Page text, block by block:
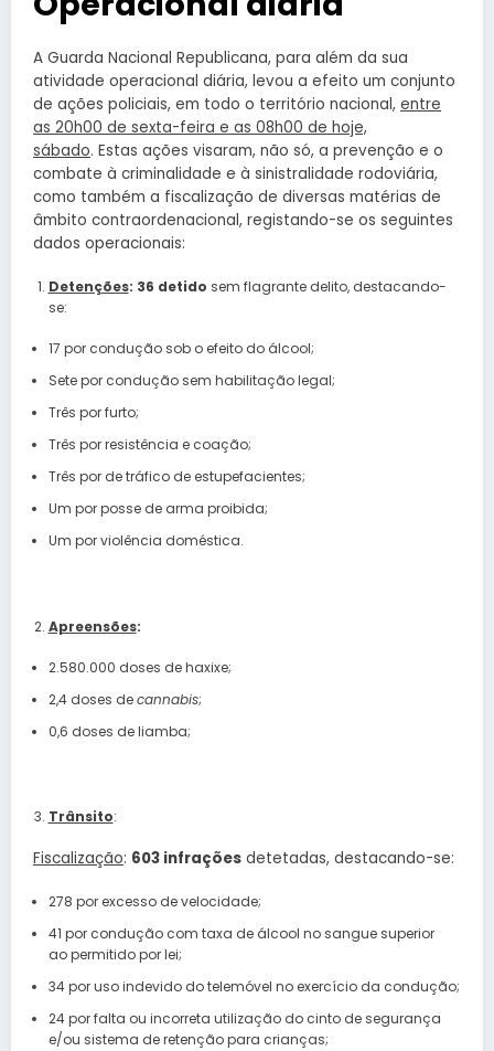
A Guarda Nacional Republicana, para além da sua
atividade operacional diária, levou a efeito um conjunto
de ações policiais, em todo o território nacional, entre
as 20h00 de sexta-feira e as 08h00 de hoje,
sábado. Estas ações visaram, não só, a prevenção e o
combate à criminalidade e à sinistralidade rodoviária,
como também a fiscalização de diversas matérias de
âmbito contraordenacional, registando-se os seguintes
dados operacionais:
Detenções: 36 detido sem flagrante delito, destacando-
se:
17 por condução sob o efeito do álcool;
Sete por condução sem habilitação legal;
Três por furto;
Três por resistência e coação;
Três por de tráfico de estupefacientes;
Um por posse de arma proibida;
Um por violência doméstica.
Apreensões:
2.580.000 doses de haxixe;
2,4 doses decannabis;
0,6 doses de liamba;
Trânsito:
Fiscalização: 603 infrações detetadas, destacando-se:
278 por excesso de velocidade;
41 por condução com taxa de álcool no sangue superior
ao permitido por lei;
34 por uso indevido do telemóvel no exercício da condução;
24 por falta ou incorreta utilização do cinto de segurança
e/ou sistema de retenção para crianças;